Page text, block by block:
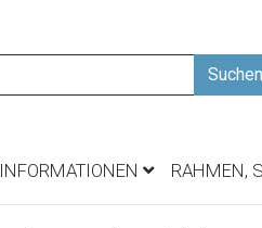
Suchen
INFORMATIONEN RAHMEN,